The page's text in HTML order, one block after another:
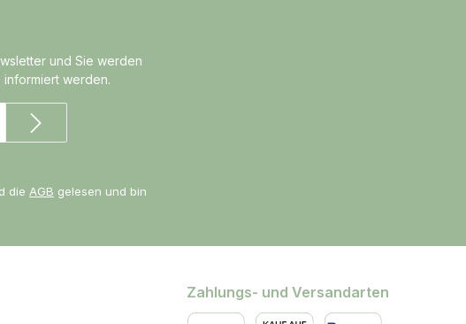
und Sie werden
werden.
die AGB gelesen und bin
Zahlungs- und Versandarten